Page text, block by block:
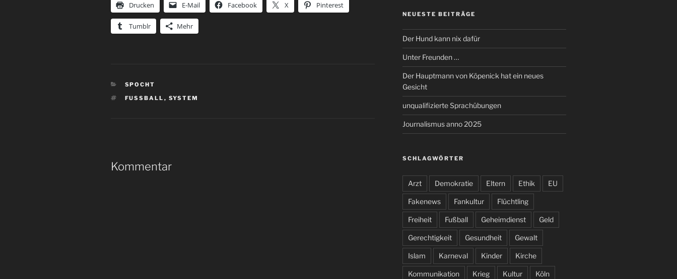
Drucken E-Mail Facebook X Pinterest
Tumblr Mehr
KATEGORIEN
SPOCHT
SCHLAGWÖRTER
FUSSBALL , SYSTEM
Kommentar
NEUESTE BEITRÄGE
Der Hund kann nix dafür
Unter Freunden …
Der Hauptmann von Köpenick hat ein neues
Gesicht
unqualifizierte Sprachübungen
Journalismus anno 2025
SCHLAGWÖRTER
Arzt Demokratie Eltern Ethik EU
Fakenews Fankultur Flüchtling
Freiheit Fußball Geheimdienst Geld
Gerechtigkeit Gesundheit Gewalt
Islam Karneval Kinder Kirche
Kommunikation Krieg Kultur Köln